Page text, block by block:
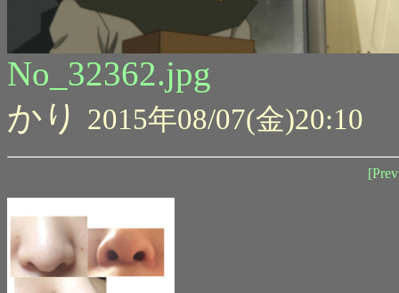
No_32362.jpg
かり
2015年08/07(金)20:10